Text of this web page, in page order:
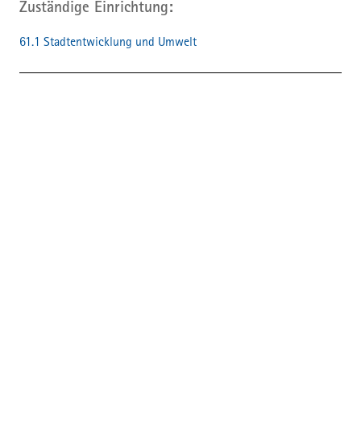
Zuständige Einrichtung
61.1 Stadtentwicklung und Umwelt